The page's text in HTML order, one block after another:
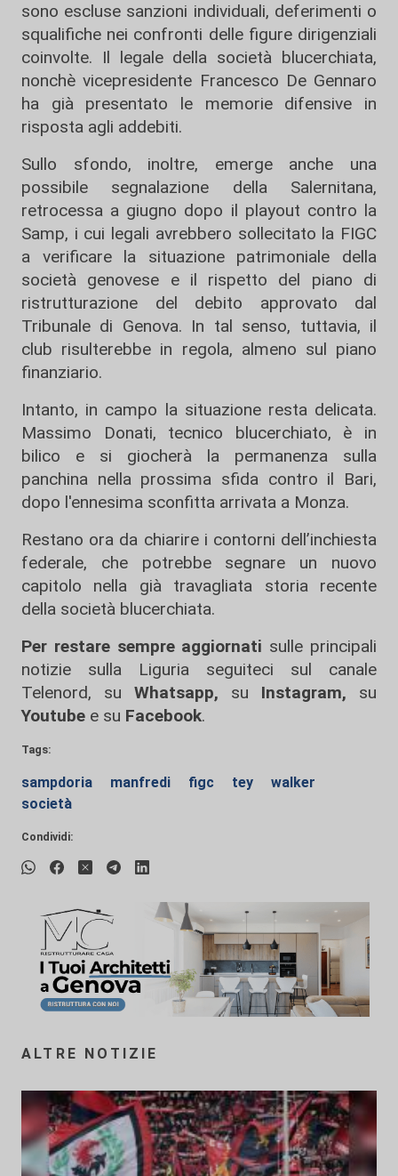
sono escluse sanzioni individuali, deferimenti o
squalifiche nei confronti delle figure dirigenziali
coinvolte. Il legale della società blucerchiata,
nonchè vicepresidente Francesco De Gennaro
ha già presentato le memorie difensive in
risposta agli addebiti.
Sullo sfondo, inoltre, emerge anche una
possibile segnalazione della Salernitana,
retrocessa a giugno dopo il playout contro la
Samp, i cui legali avrebbero sollecitato la FIGC
a verificare la situazione patrimoniale della
società genovese e il rispetto del piano di
ristrutturazione del debito approvato dal
Tribunale di Genova. In tal senso, tuttavia, il
club risulterebbe in regola, almeno sul piano
finanziario.
Intanto, in campo la situazione resta delicata.
Massimo Donati, tecnico blucerchiato, è in
bilico e si giocherà la permanenza sulla
panchina nella prossima sfida contro il Bari,
dopo l'ennesima sconfitta arrivata a Monza.
Restano ora da chiarire i contorni dell’inchiesta
federale, che potrebbe segnare un nuovo
capitolo nella già travagliata storia recente
della società blucerchiata.
Per restare sempre aggiornati sulle principali
notizie sulla Liguria seguiteci sul canale
Telenord, su
Whatsapp, su Instagram, su
Youtube e su Facebook.
Tags:
sampdoria manfredi figc tey
walker
società
Condividi:
ALTRE NOTIZIE